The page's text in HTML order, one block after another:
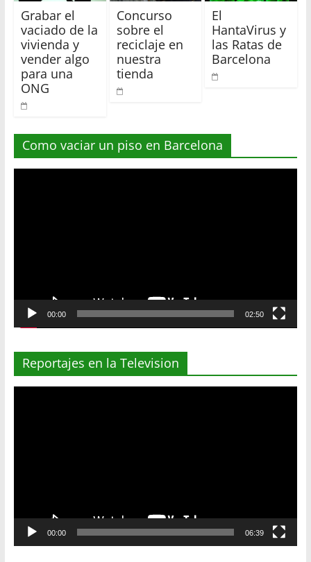
Grabar el
vaciado de la
vivienda y
vender algo
para una
ONG
Concurso
sobre el
reciclaje en
nuestra
tienda
El
HantaVirus y
las Ratas de
Barcelona
Como vaciar un piso en Barcelona
00:00 02:50
Reportajes en la Television
00:00 06:39